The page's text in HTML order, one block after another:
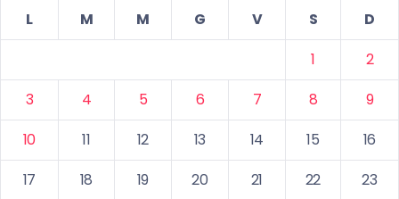
L
M M G V S
D
1
2
3
4 5 6 7 8
9
10
11 12 13 14 15
16
17
18 19 20 21 22
23